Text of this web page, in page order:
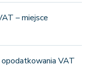
– miejsce
opodatkowania VAT